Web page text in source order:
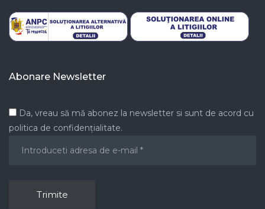
Abonare Newsletter
Da, vreau să mă abonez la newsletter si sunt de acord cu
politica de confidențialitate.